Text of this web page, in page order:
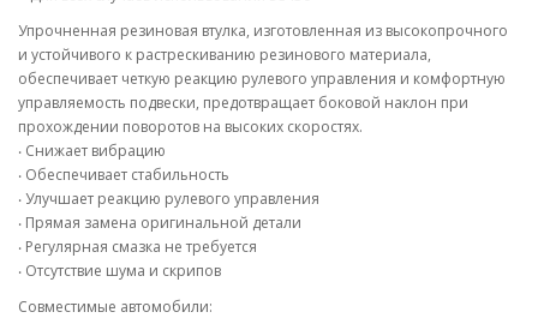
Упрочненная резиновая втулка, изготовленная из высокопрочного
и устойчивого к растрескиванию резинового материала,
обеспечивает четкую реакцию рулевого управления и комфортную
управляемость подвески, предотвращает боковой наклон при
прохождении поворотов на высоких скоростях.
‧ Снижает вибрацию
‧ Обеспечивает стабильность
‧ Улучшает реакцию рулевого управления
‧ Прямая замена оригинальной детали
‧ Регулярная смазка не требуется
‧ Отсутствие шума и скрипов
Совместимые автомобили: